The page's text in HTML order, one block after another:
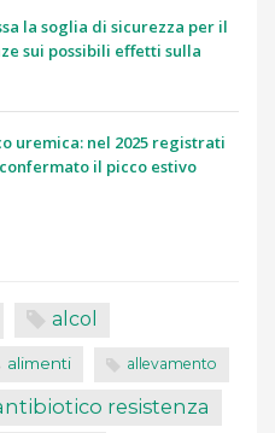
la soglia di sicurezza per il
sui possibili effetti sulla
uremica: nel 2025 registrati
il picco estivo
alcol
alimenti allevamento
resistenza